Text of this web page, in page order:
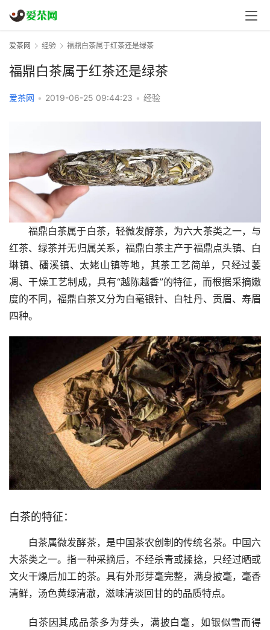
爱茶网 经验 福鼎白茶属于红茶还是绿茶
福鼎白茶属于红茶还是绿茶
爱茶网 • 2019-06-25 09:44:23 • 经验
福鼎白茶属于白茶，轻微发酵茶，为六大茶类之一，与
红茶、绿茶并无归属关系，福鼎白茶主产于福鼎点头镇、白
琳镇、磻溪镇、太姥山镇等地，其茶工艺简单，只经过萎
凋、干燥工艺制成，具有“越陈越香”的特征，而根据采摘嫩
度的不同，福鼎白茶又分为白毫银针、白牡丹、贡眉、寿眉
四种。
白茶的特征：
白茶属微发酵茶，是中国茶农创制的传统名茶。中国六
大茶类之一。指一种采摘后，不经杀青或揉捻，只经过晒或
文火干燥后加工的茶。具有外形芽毫完整，满身披毫，毫香
清鲜，汤色黄绿清澈，滋味清淡回甘的的品质特点。
白茶因其成品茶多为芽头，满披白毫，如银似雪而得